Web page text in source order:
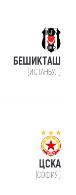
БЕШИКТАШ
(ИСТАНБУЛ)
ЦСКА
(СОФИЯ)